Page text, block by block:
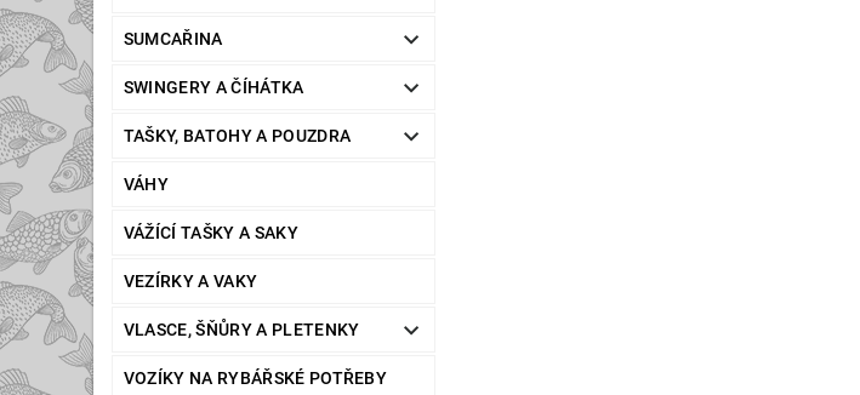
SUMCAŘINA
SWINGERY A ČÍHÁTKA
TAŠKY, BATOHY A POUZDRA
VÁHY
VÁŽÍCÍ TAŠKY A SAKY
VEZÍRKY A VAKY
VLASCE, ŠŇŮRY A PLETENKY
VOZÍKY NA RYBÁŘSKÉ POTŘEBY